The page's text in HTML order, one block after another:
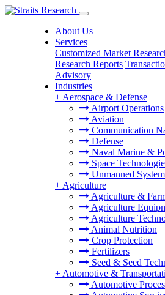
About Us
Services
Customized Market
Research Reports
Advisory
Industries
+ Aerospace & Defense
Airport Operations
Aviation
Communication
Defense
Naval Marine &
Space
Unmanned
+ Agriculture
Agriculture &
Agriculture
Agriculture
Animal Nutrition
Crop Protection
Fertilizers
Seed & Seed
+ Automotive &
Automotive